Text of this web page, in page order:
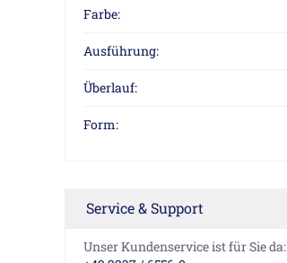
Farbe:
Ausführung:
Überlauf:
Form:
Service & Support
Unser Kundenservice ist für Sie da: